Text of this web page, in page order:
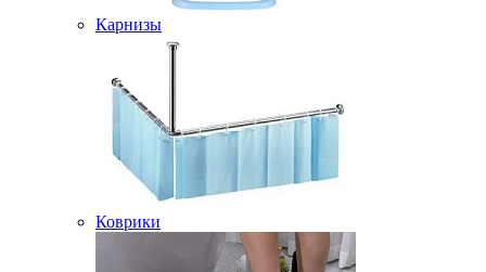
Карнизы
Коврики